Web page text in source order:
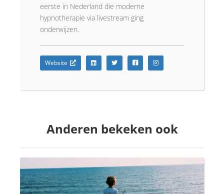
eerste in Nederland die moderne
hypnotherapie via livestream ging
onderwijzen.
Website
Anderen bekeken ook